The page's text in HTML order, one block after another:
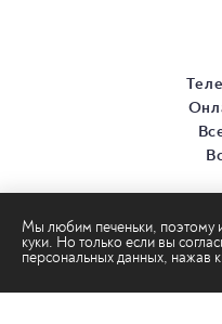
Мы любим печеньки, поэтому
куки. Но только если вы
персональных данных, нажав